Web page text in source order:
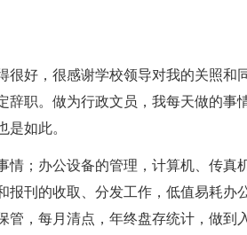
好，很感谢学校领导对我的关照和
辞职。做为行政文员，我每天做的事
是如此。
；办公设备的管理，计算机、传真
报刊的收取、分发工作，低值易耗办
管，每月清点，年终盘存统计，做到